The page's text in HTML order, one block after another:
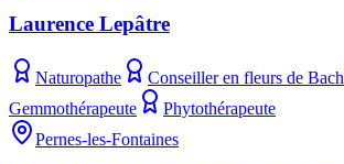
Laurence Lepâtre
Naturopathe
Conseiller en fleurs de Bach
Gemmothérapeute
Phytothérapeute
Pernes-les-Fontaines